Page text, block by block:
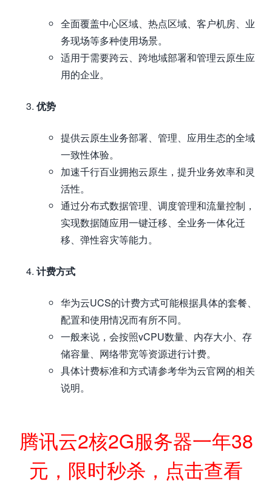
全面覆盖中心区域、热点区域、客户机房、业
务现场等多种使用场景。
适用于需要跨云、跨地域部署和管理云原生应
用的企业。
优势
提供云原生业务部署、管理、应用生态的全域
一致性体验。
加速千行百业拥抱云原生，提升业务效率和灵
活性。
通过分布式数据管理、调度管理和流量控制，
实现数据随应用一键迁移、全业务一体化迁
移、弹性容灾等能力。
计费方式
华为云UCS的计费方式可能根据具体的套餐、
配置和使用情况而有所不同。
一般来说，会按照vCPU数量、内存大小、存
储容量、网络带宽等资源进行计费。
具体计费标准和方式请参考华为云官网的相关
说明。
腾讯云2核2G服务器一年38
元，限时秒杀，点击查看